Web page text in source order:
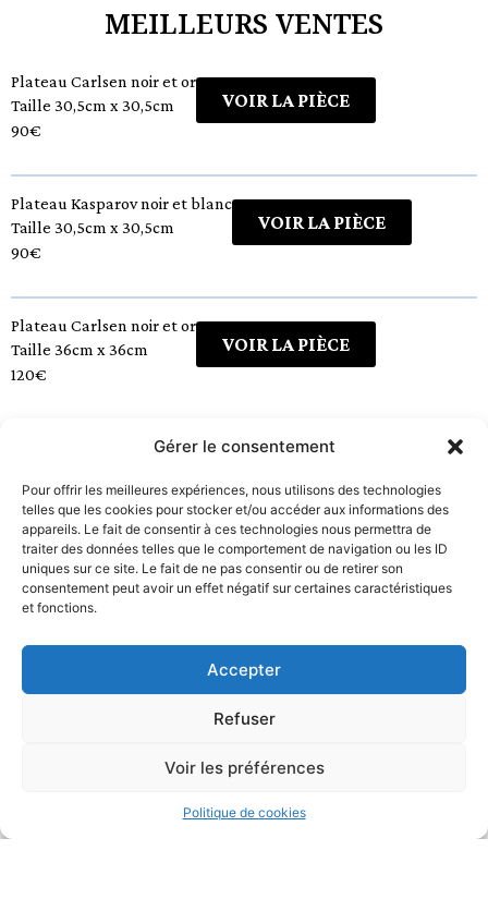
Gérer le consentement
Pour offrir les meilleures expériences, nous utilisons des technologies
telles que les cookies pour stocker et/ou accéder aux informations des
appareils. Le fait de consentir à ces technologies nous permettra de
traiter des données telles que le comportement de navigation ou les ID
uniques sur ce site. Le fait de ne pas consentir ou de retirer son
consentement peut avoir un effet négatif sur certaines caractéristiques
et fonctions.
Accepter
Refuser
Voir les préférences
Politique de cookies
MEILLEURS VENTES
Plateau Carlsen noir et or
Taille 30,5cm x 30,5cm
90€
VOIR LA PIÈCE
Plateau Kasparov noir et blanc
Taille 30,5cm x 30,5cm
90€
VOIR LA PIÈCE
Plateau Carlsen noir et or
Taille 36cm x 36cm
120€
VOIR LA PIÈCE